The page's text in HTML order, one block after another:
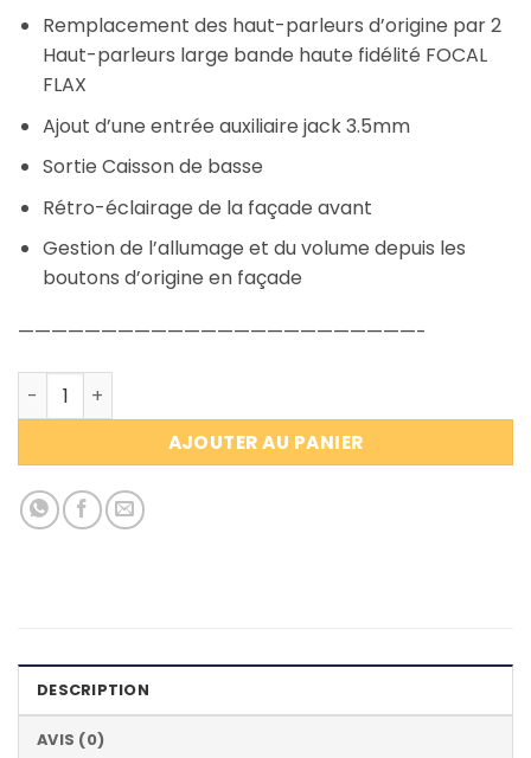
Remplacement des haut-parleurs d’origine par 2
Haut-parleurs large bande haute fidélité FOCAL
FLAX
Ajout d’une entrée auxiliaire jack 3.5mm
Sortie Caisson de basse
Rétro-éclairage de la façade avant
Gestion de l’allumage et du volume depuis les
boutons d’origine en façade
————————————————————————-
quantité de Rénovation ancien poste radio /
AJOUTER AU PANIER
DESCRIPTION
AVIS (0)